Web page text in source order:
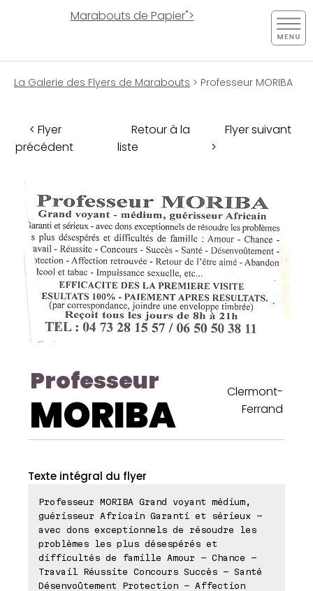
Marabouts de Papier">
La Galerie des Flyers de Marabouts > Professeur MORIBA
< Flyer
précédent
Retour à la
liste
Flyer suivant
>
Professeur
MORIBA
Clermont-
Ferrand
Texte intégral du flyer
Professeur MORIBA Grand voyant médium,
guérisseur Africain Garanti et sérieux -
avec dons exceptionnels de résoudre les
problèmes les plus désespérés et
difficultés de famille Amour - Chance -
Travail Réussite Concours Succès - Santé
Désenvoûtement Protection - Affection